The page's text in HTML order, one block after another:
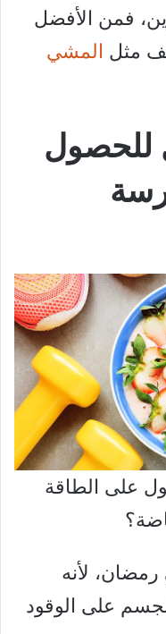
فمن الأفضل
مثل المشي
للحصول
على الطاقة
لأنه
على الوقود